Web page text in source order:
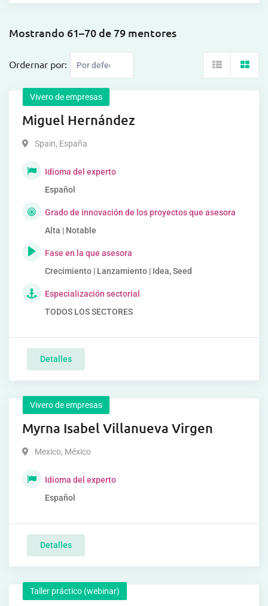
Mostrando 61–70 de 79 mentores
Ordernar por:
Vivero de empresas
Miguel Hernández
Spain, España
Idioma del experto
Español
Grado de innovación de los proyectos que asesora
Alta | Notable
Fase en la que asesora
Crecimiento | Lanzamiento | Idea, Seed
Especialización sectorial
TODOS LOS SECTORES
Detalles
Vivero de empresas
Myrna Isabel Villanueva Virgen
Mexico, México
Idioma del experto
Español
Detalles
Taller práctico (webinar)